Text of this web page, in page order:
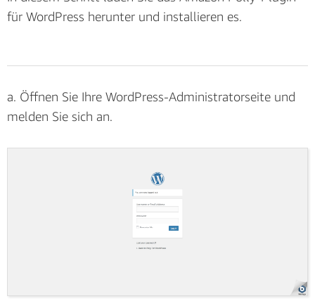
bezeichnet werden. Sie verwenden diese Schlüssel auf
der Plugin-Konfigurationsseite.
für WordPress herunter und installieren es.
a. Öffnen Sie Ihre WordPress-Administratorseite und
melden Sie sich an.